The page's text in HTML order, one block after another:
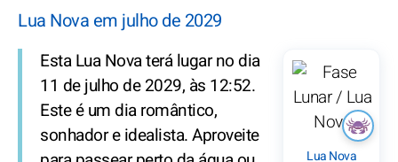
Lua Nova em julho de 2029
Lua Nova
Esta Lua Nova terá lugar no dia
11 de julho de 2029, às 12:52.
Este é um dia romântico,
sonhador e idealista. Aproveite